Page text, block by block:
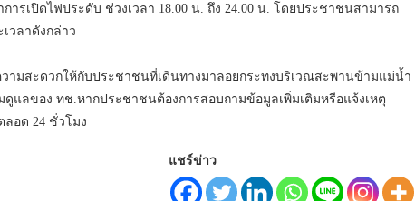
ารเปิดไฟประดับ ช่วงเวลา 18.00 น. ถึง 24.00 น. โดยประชาชนสามารถ
วลาดังกล่าว
ามสะดวกให้กับประชาชนที่เดินทางมาลอยกระทงบริเวณสะพานข้ามแม่น้ำ
แลของ ทช.หากประชาชนต้องการสอบถามข้อมูลเพิ่มเติมหรือแจ้งเหตุ
อด 24 ชั่วโมง
แชร์ข่าว